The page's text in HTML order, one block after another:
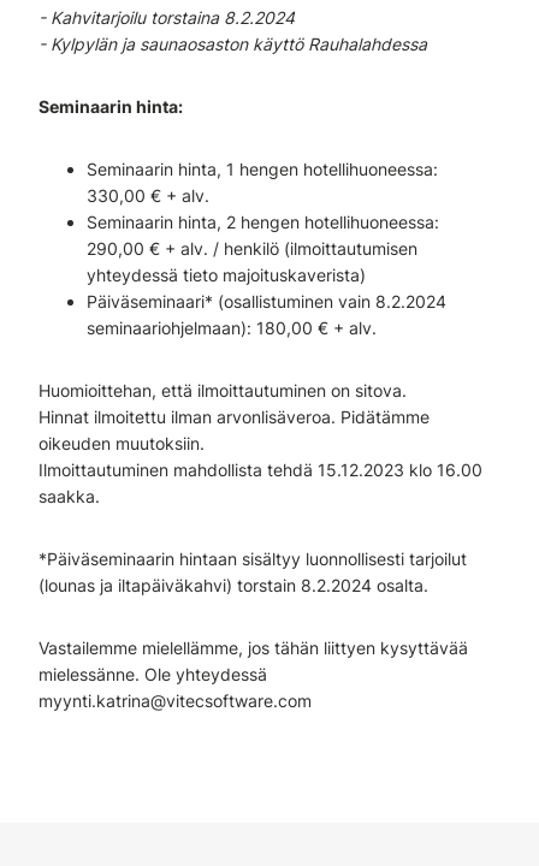
- Kahvitarjoilu torstaina 8.2.2024
- Kylpylän ja saunaosaston käyttö Rauhalahdessa
Seminaarin hinta:
Seminaarin hinta, 1 hengen hotellihuoneessa:
330,00 € + alv.
Seminaarin hinta, 2 hengen hotellihuoneessa:
290,00 € + alv. / henkilö (ilmoittautumisen
yhteydessä tieto majoituskaverista)
Päiväseminaari* (osallistuminen vain 8.2.2024
seminaariohjelmaan): 180,00 € + alv.
Huomioittehan, että ilmoittautuminen on sitova.
Hinnat ilmoitettu ilman arvonlisäveroa. Pidätämme
oikeuden muutoksiin.
Ilmoittautuminen mahdollista tehdä 15.12.2023 klo 16.00
saakka.
*Päiväseminaarin hintaan sisältyy luonnollisesti tarjoilut
(lounas ja iltapäiväkahvi) torstain 8.2.2024 osalta.
Vastailemme mielellämme, jos tähän liittyen kysyttävää
mielessänne. Ole yhteydessä
myynti.katrina@vitecsoftware.com